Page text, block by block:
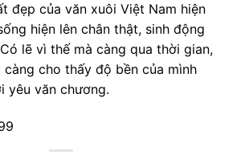
đẹp của văn xuôi Việt Nam hiện
hiện lên chân thật, sinh động
lẽ vì thế mà càng qua thời gian,
cho thấy độ bền của mình
yêu văn chương.